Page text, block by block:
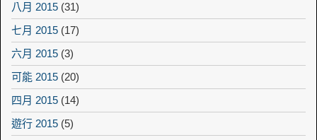
八月 2015 (31)
七月 2015 (17)
六月 2015 (3)
可能 2015 (20)
四月 2015 (14)
遊行 2015 (5)